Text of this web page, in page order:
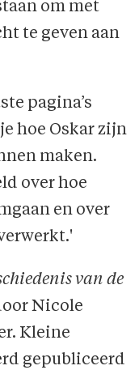
om met
te geven aan
pagina’s
hoe Oskar zijn
maken.
over hoe
en over
van de
Nicole
Kleine
gepubliceerd